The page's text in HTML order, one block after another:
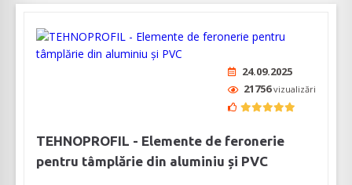
24.09.2025
21756vizualizări
TEHNOPROFIL - Elemente de feronerie
pentru tâmplărie din aluminiu și PVC